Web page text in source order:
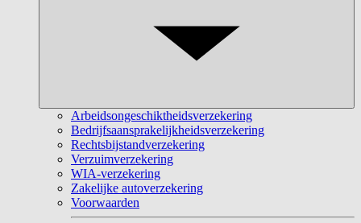
Arbeidsongeschiktheidsverzekering
Bedrijfsaansprakelijkheidsverzekering
Rechtsbijstandverzekering
Verzuimverzekering
WIA-verzekering
Zakelijke autoverzekering
Voorwaarden